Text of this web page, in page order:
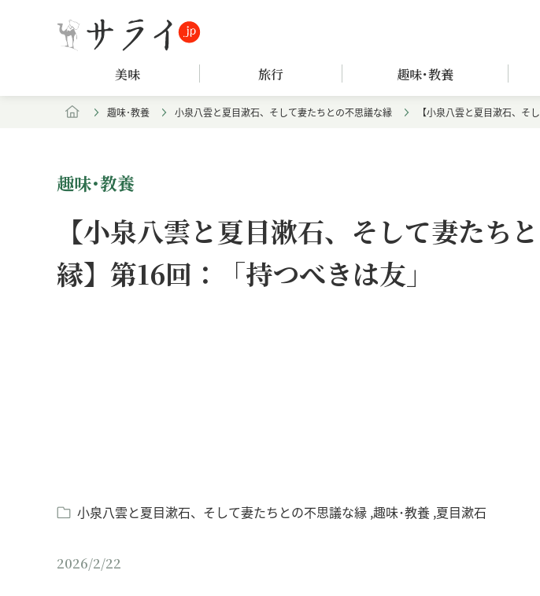
美味 旅行 趣味･教養
趣味･教養 小泉八雲と夏目漱石、そして妻たちとの不思議な縁 【小泉八雲と夏目漱石、そ
趣味･教養
【小泉八雲と夏目漱石、そして妻たち
縁】第16回：「持つべきは友」
小泉八雲と夏目漱石、そして妻たちとの不思議な縁 趣味･教養 夏目漱石
2026/2/22